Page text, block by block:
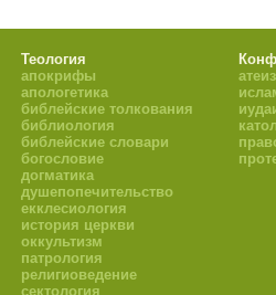
Теология
апокрифы
апологетика
библейские толкования
библиология
библейские словари
богословие
догматика
душепопечительство
екклесиология
история церкви
оккультизм
патрология
религиоведение
сектология